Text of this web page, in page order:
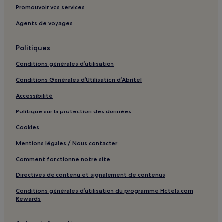
Lakeway : hôtels Hôtels avec parking
Lakeway : hôtels Hôtels pas chers
Pflugerville : hôtels Hôtels familiaux
Del Valle : hôtels Hôtels avec parking
Austin : hôtels Hôtels avec centre de fitness
Austin : hôtels Hôtels avec petit-déjeuner gratuit
Austin : Gîtes
Austin : Appart’hôtels
Austin : Chambres d’hôtes
Austin : hôtels 2 étoiles
Austin : hôtels Hôtels d’affaires
Austin : hôtels Hôtels familiaux
Promouvoir vos services
Agents de voyages
Politiques
Conditions générales d’utilisation
Conditions Générales d’Utilisation d’Abritel
Accessibilité
Politique sur la protection des données
Cookies
Mentions légales / Nous contacter
Comment fonctionne notre site
Directives de contenu et signalement de contenus
Conditions générales d’utilisation du programme Hotels.com
Rewards